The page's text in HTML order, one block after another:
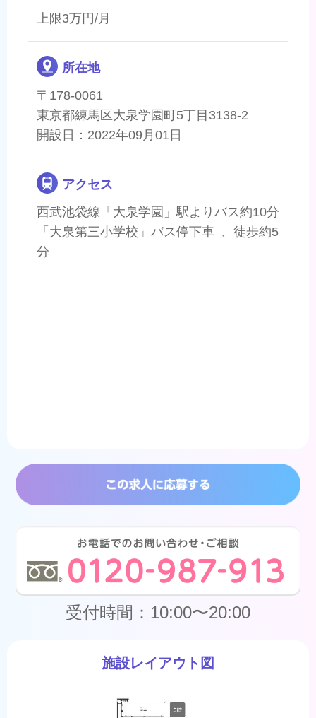
上限3万円/月
所在地
〒178-0061
東京都練馬区大泉学園町5丁目3138-2
開設日：2022年09月01日
アクセス
西武池袋線「大泉学園」駅よりバス約10分
「大泉第三小学校」バス停下車 、徒歩約5
分
受付時間：10:00〜20:00
施設レイアウト図